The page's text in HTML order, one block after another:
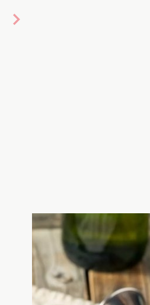
. Намного
Рояль". Он не пользуется
в поп-культуре. Но